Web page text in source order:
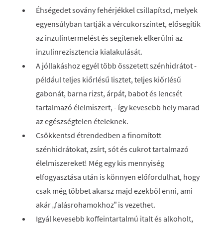
Éhségedet sovány fehérjékkel csillapítsd, melyek
egyensúlyban tartják a vércukorszintet, elősegítik
az inzulintermelést és segítenek elkerülni az
inzulinrezisztencia kialakulását.
A jóllakáshoz egyél több összetett szénhidrátot -
például teljes kiőrlésű lisztet, teljes kiőrlésű
gabonát, barna rizst, árpát, babot és lencsét
tartalmazó élelmiszert, - így kevesebb hely marad
az egészségtelen ételeknek.
Csökkentsd étrendedben a finomított
szénhidrátokat, zsírt, sót és cukrot tartalmazó
élelmiszereket! Még egy kis mennyiség
elfogyasztása után is könnyen előfordulhat, hogy
csak még többet akarsz majd ezekből enni, ami
akár „falásrohamokhoz” is vezethet.
Igyál kevesebb koffeintartalmú italt és alkoholt,